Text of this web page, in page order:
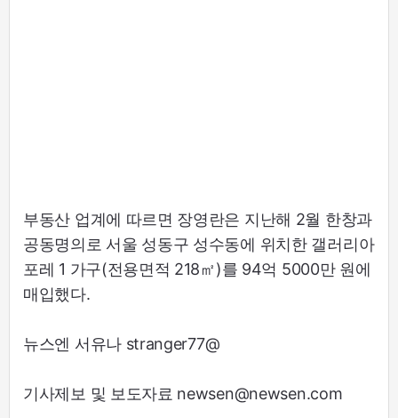
부동산 업계에 따르면 장영란은 지난해 2월 한창과
공동명의로 서울 성동구 성수동에 위치한 갤러리아
포레 1 가구(전용면적 218㎡)를 94억 5000만 원에
매입했다.
뉴스엔 서유나 stranger77@
기사제보 및 보도자료 newsen@newsen.com